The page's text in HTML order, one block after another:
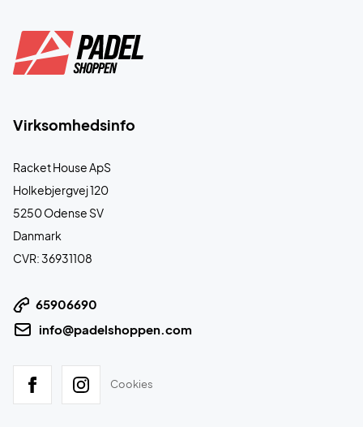
Virksomhedsinfo
Racket House ApS
Holkebjergvej 120
5250 Odense SV
Danmark
CVR: 36931108
65906690
info@padelshoppen.com
Cookies